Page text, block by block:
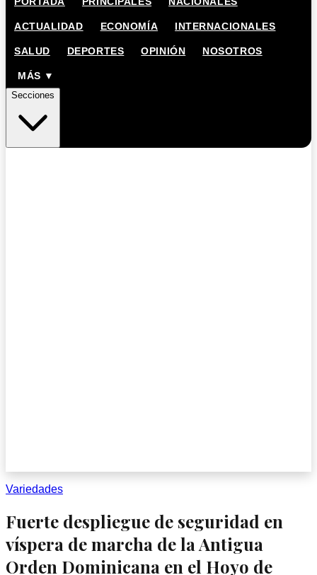
ACTUALIDAD ECONOMÍA INTERNACIONALES
SALUD DEPORTES OPINIÓN NOSOTROS
MÁS ▼
Secciones
Variedades
Fuerte despliegue de seguridad en
víspera de marcha de la Antigua
Orden Dominicana en el Hoyo de